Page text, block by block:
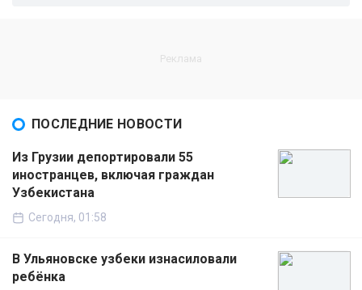
ПОСЛЕДНИЕ НОВОСТИ
Из Грузии депортировали 55
иностранцев, включая граждан
Узбекистана
Сегодня, 01:58
В Ульяновске узбеки изнасиловали
ребёнка